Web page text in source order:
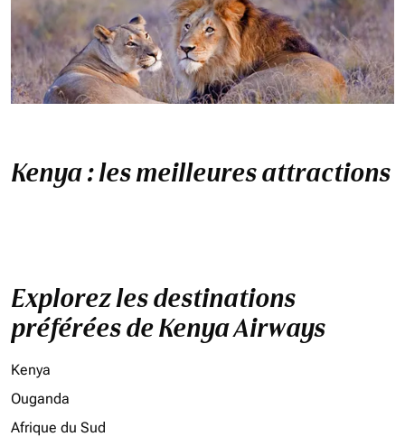
Kenya : les meilleures attractions
Explorez les destinations
préférées de Kenya Airways
Kenya
Ouganda
Afrique du Sud